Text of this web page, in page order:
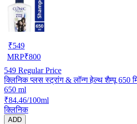
₹549
MRP₹800
549 Regular Price
क्लिनिक प्लस स्ट्रांग & लॉन्ग हेल्थ शैम्पू 650
650 ml
₹84.46/100ml
क्लिनिक
ADD